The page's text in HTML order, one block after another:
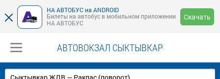
НА АВТОБУС на ANDROID
Билеты на автобус в мобильном приложении
НА АВТОБУС
Скачать
АВТОВОКЗАЛ СЫКТЫВКАР